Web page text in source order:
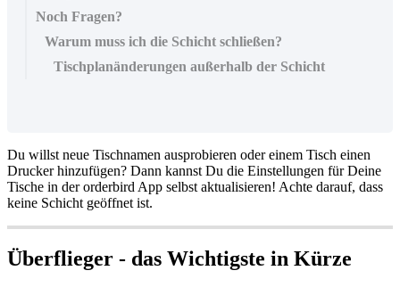
Noch Fragen?
Warum muss ich die Schicht schließen?
Tischplanänderungen außerhalb der Schicht
Du willst neue Tischnamen ausprobieren oder einem Tisch einen
Drucker hinzufügen? Dann kannst Du die Einstellungen für Deine
Tische in der orderbird App selbst aktualisieren! Achte darauf, dass
keine Schicht geöffnet ist.
Überflieger - das Wichtigste in Kürze